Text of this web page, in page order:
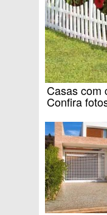
Casas com
Confira